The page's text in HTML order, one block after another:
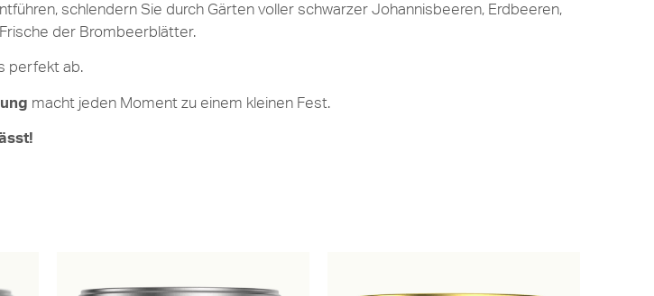
schlendern Sie durch Gärten voller schwarzer Johannisbeeren, Erdbeeren,
der Brombeerblätter.
perfekt ab.
macht jeden Moment zu einem kleinen Fest.